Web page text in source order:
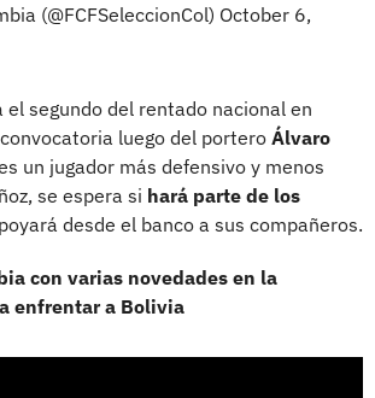
(@FCFSeleccionCol) October 6,
el segundo del rentado nacional en
luego del portero Álvaro
un jugador más defensivo y menos
se espera si hará parte de los
desde el banco a sus compañeros.
con varias novedades en la
enfrentar a Bolivia